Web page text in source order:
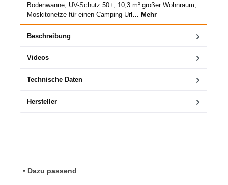
Bodenwanne, UV-Schutz 50+, 10,3 m² großer Wohnraum,
Moskitonetze für einen Camping-Url… Mehr
Beschreibung
Videos
Technische Daten
Hersteller
Produktgalerie überspringen
• Dazu passend